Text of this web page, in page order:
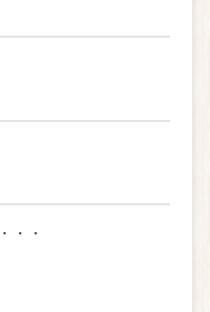
・・